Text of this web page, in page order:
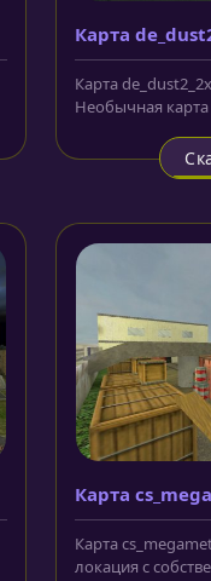
Карта
Карта
Необычная карта
Карта
Карта
локация с